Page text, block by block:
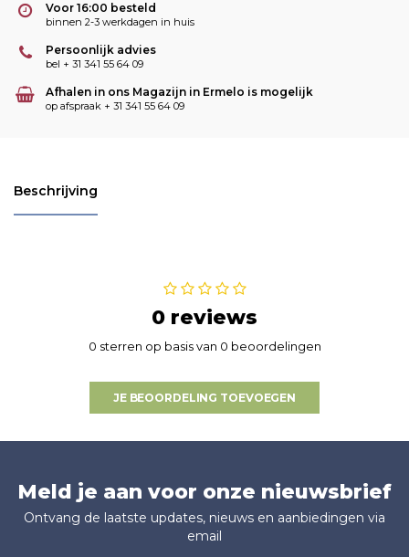
Voor 16:00 besteld
binnen 2-3 werkdagen in huis
Persoonlijk advies
bel + 31 341 55 64 09
Afhalen in ons Magazijn in Ermelo is mogelijk
op afspraak + 31 341 55 64 09
Beschrijving
0 reviews
0 sterren op basis van 0 beoordelingen
JE BEOORDELING TOEVOEGEN
Meld je aan voor onze nieuwsbrief
Ontvang de laatste updates, nieuws en aanbiedingen via
email